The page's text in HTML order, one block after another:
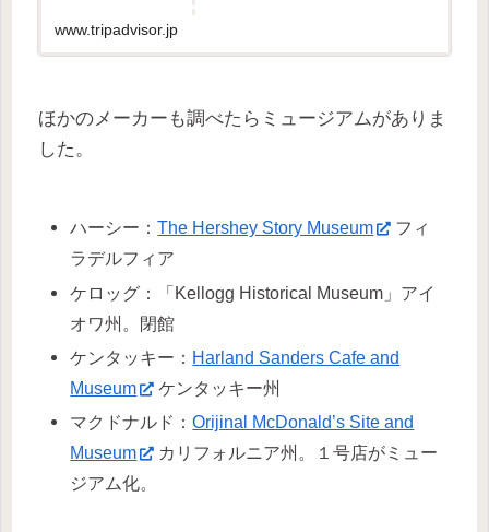
www.tripadvisor.jp
ほかのメーカーも調べたらミュージアムがありま
した。
ハーシー：The Hershey Story Museum
フィ
ラデルフィア
ケロッグ：「Kellogg Historical Museum」アイ
オワ州。閉館
ケンタッキー： Harland Sanders Cafe and
Museum
ケンタッキー州
マクドナルド：Orijinal McDonald’s Site and
Museum
カリフォルニア州。１号店がミュー
ジアム化。